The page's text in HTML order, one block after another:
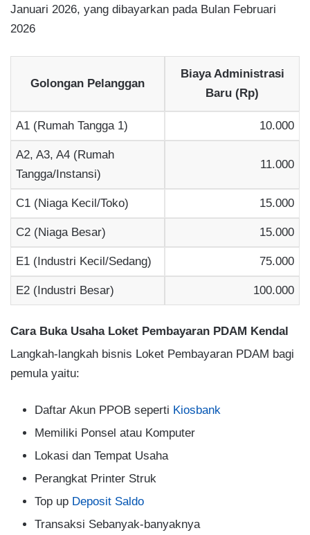
Januari 2026, yang dibayarkan pada Bulan Februari
2026
Golongan Pelanggan
Biaya Administrasi
Baru (Rp)
A1 (Rumah Tangga 1) 10.000
A2, A3, A4 (Rumah
Tangga/Instansi)
11.000
C1 (Niaga Kecil/Toko) 15.000
C2 (Niaga Besar) 15.000
E1 (Industri Kecil/Sedang) 75.000
E2 (Industri Besar) 100.000
Cara Buka Usaha Loket Pembayaran PDAM Kendal
Langkah-langkah bisnis Loket Pembayaran PDAM bagi
pemula yaitu:
Daftar Akun PPOB seperti Kiosbank
Memiliki Ponsel atau Komputer
Lokasi dan Tempat Usaha
Perangkat Printer Struk
Top up Deposit Saldo
Transaksi Sebanyak-banyaknya